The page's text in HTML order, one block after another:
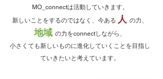
MO_connectは活動していきます。
新しいことをするのではなく、今ある 人 の力、
地域 の力をconnectしながら、
小さくても新しいものに進化していくことを目指し
ていきたいと考えています。